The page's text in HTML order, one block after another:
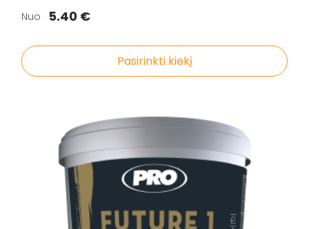
Nuo 5.40 €
Pasirinkti kiekį